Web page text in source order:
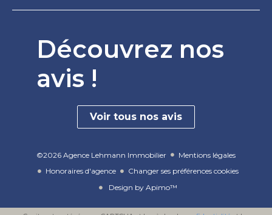
Découvrez nos
avis !
Voir tous nos avis
©2026 Agence Lehmann Immobilier
Mentions légales
Honoraires d'agence
Changer ses préférences cookies
Design by Apimo™